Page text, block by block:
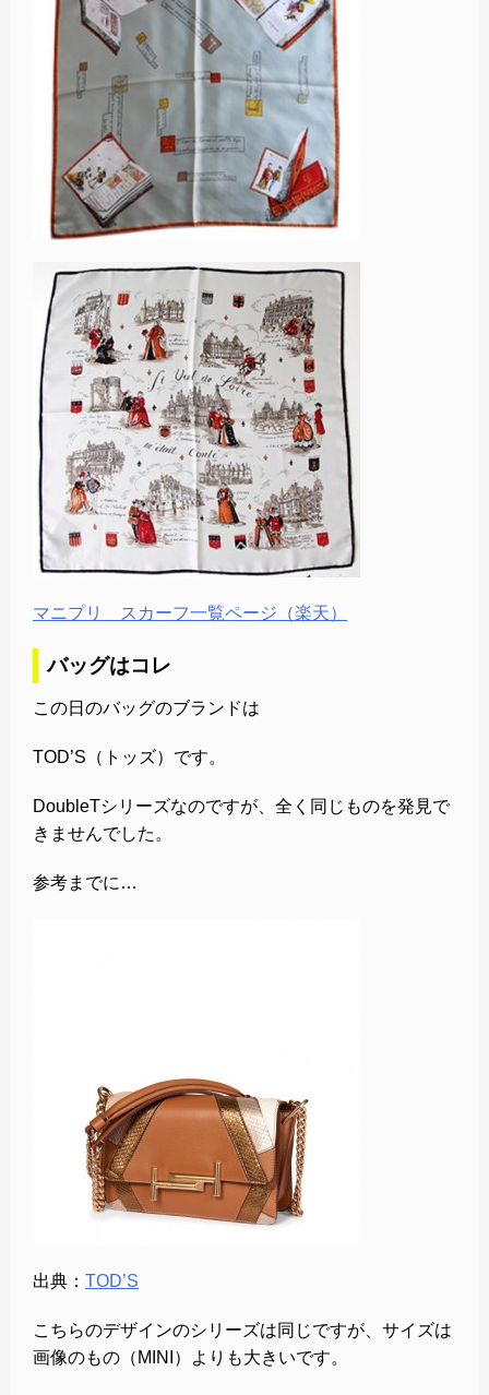
マニプリ スカーフ一覧ページ（楽天）
バッグはコレ
この日のバッグのブランドは
TOD’S（トッズ）です。
DoubleTシリーズなのですが、全く同じものを発見で
きませんでした。
参考までに…
出典： TOD’S
こちらのデザインのシリーズは同じですが、サイズは
画像のもの（MINI）よりも大きいです。